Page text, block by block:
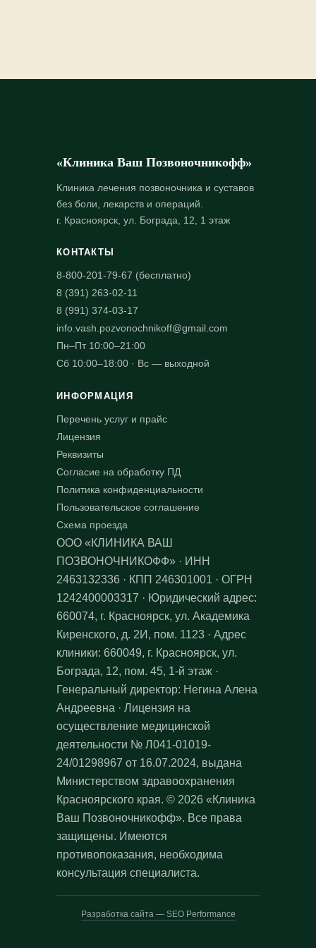
«Клиника Ваш Позвоночникофф»
Клиника лечения позвоночника и суставов
без боли, лекарств и операций.
г. Красноярск, ул. Бограда, 12, 1 этаж
КОНТАКТЫ
8-800-201-79-67 (бесплатно)
8 (391) 263-02-11
8 (991) 374-03-17
info.vash.pozvonochnikoff@gmail.com
Пн–Пт 10:00–21:00
Сб 10:00–18:00 · Вс — выходной
ИНФОРМАЦИЯ
Перечень услуг и прайс
Лицензия
Реквизиты
Согласие на обработку ПД
Политика конфиденциальности
Пользовательское соглашение
Схема проезда
ООО «КЛИНИКА ВАШ
ПОЗВОНОЧНИКОФФ» · ИНН
2463132336 · КПП 246301001 · ОГРН
1242400003317 · Юридический адрес:
660074, г. Красноярск, ул. Академика
Киренского, д. 2И, пом. 1123 · Адрес
клиники: 660049, г. Красноярск, ул.
Бограда, 12, пом. 45, 1-й этаж ·
Генеральный директор: Негина Алена
Андреевна · Лицензия на
осуществление медицинской
деятельности № Л041-01019-
24/01298967 от 16.07.2024, выдана
Министерством здравоохранения
Красноярского края. © 2026 «Клиника
Ваш Позвоночникофф». Все права
защищены. Имеются
противопоказания, необходима
консультация специалиста.
Разработка сайта — SEO Performance